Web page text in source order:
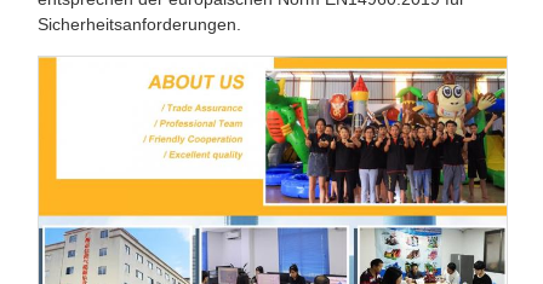
Sicherheitsanforderungen.